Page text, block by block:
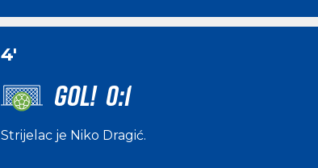
4'
GOL! 0:1
Strijelac je Niko Dragić.